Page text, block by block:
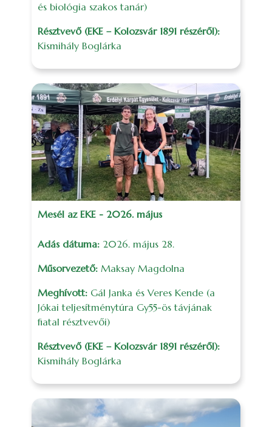
és biológia szakos tanár)
Résztvevő (EKE – Kolozsvár 1891 részéről):
Kismihály Boglárka
Mesél az EKE - 2026. május
Adás dátuma: 2026. május 28.
Műsorvezető: Maksay Magdolna
Meghívott: Gál Janka és Veres Kende (a
Jókai teljesítménytúra Gy55-ös távjának
fiatal résztvevői)
Résztvevő (EKE – Kolozsvár 1891 részéről):
Kismihály Boglárka